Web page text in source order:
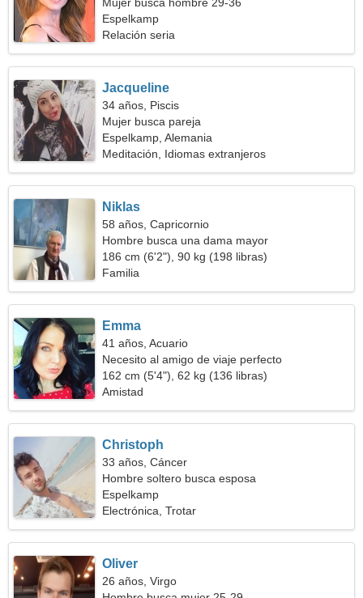
Espelkamp
Relación seria
Jacqueline
34 años, Piscis
Mujer busca pareja
Espelkamp, Alemania
Meditación, Idiomas extranjeros
Niklas
58 años, Capricornio
Hombre busca una dama mayor
186 cm (6'2"), 90 kg (198 libras)
Familia
Emma
41 años, Acuario
Necesito al amigo de viaje perfecto
162 cm (5'4"), 62 kg (136 libras)
Amistad
Christoph
33 años, Cáncer
Hombre soltero busca esposa
Espelkamp
Electrónica, Trotar
Oliver
26 años, Virgo